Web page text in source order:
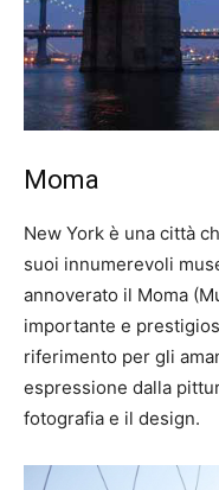
Moma
New York è una città
suoi innumerevoli
annoverato il Moma
importante e
riferimento per gli
espressione dalla
fotografia e il design.